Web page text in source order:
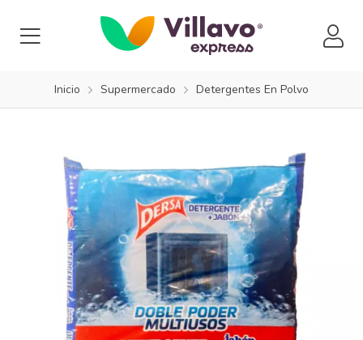
Inicio Supermercado Detergentes En Polvo